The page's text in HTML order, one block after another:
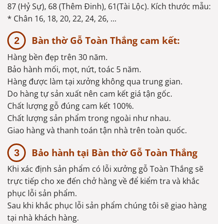
87 (Hỷ Sự), 68 (Thêm Đinh), 61(Tài Lộc). Kích thước mẫu:
* Chân 16, 18, 20, 22, 24, 26, …
Bàn thờ Gỗ Toàn Thắng cam kết:
Hàng bền đẹp trên 30 năm.
Bảo hành mối, mọt, nứt, toác 5 năm.
Hàng được làm tại xưởng không qua trung gian.
Do hàng tự sản xuất nên cam kết giá tận gốc.
Chất lượng gỗ đúng cam kết 100%.
Chất lượng sản phẩm trong ngoài như nhau.
Giao hàng và thanh toán tận nhà trên toàn quốc.
Bảo hành tại Bàn thờ Gỗ Toàn Thắng
Khi xác định sản phẩm có lỗi xưởng gỗ Toàn Thắng sẽ
trực tiếp cho xe đến chở hàng về để kiểm tra và khắc
phục lỗi sản phẩm.
Sau khi khắc phục lỗi sản phẩm chúng tôi sẽ giao hàng
tại nhà khách hàng.